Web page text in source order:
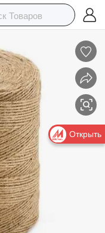
Открыть